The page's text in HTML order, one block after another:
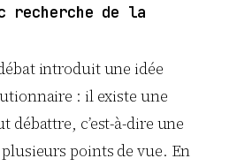
recherche de la
introduit une idée
: il existe une
débattre, c’est-à-dire une
points de vue. En